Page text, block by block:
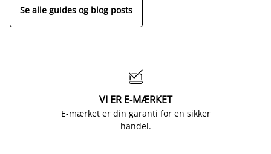
Se alle guides og blog posts

VI ER E-MÆRKET
E-mærket er din garanti for en sikker
handel.